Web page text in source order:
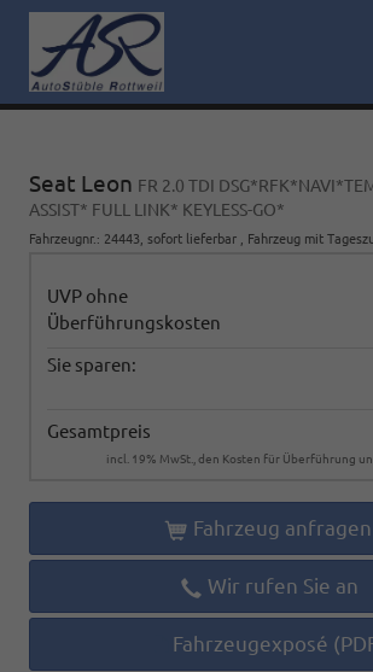
Seat Leon FR 2.0 TDI
ASSIST* FULL LINK* KEYLESS-GO*
Fahrzeugnr. : 24443 sofort lieferbar Fahrzeug mit
UVP ohne
Überführungskosten
Sie sparen:
Gesamtpreis
incl. 19% MwSt., den Kosten für Überführung
Fahrzeug anfragen
Wir rufen Sie an
Fahrzeugexposé